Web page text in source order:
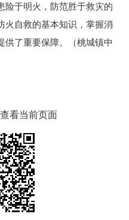
于明火，防范胜于救灾的
火自救的基本知识，掌握消
供了重要保障。（桃城镇中
看当前页面